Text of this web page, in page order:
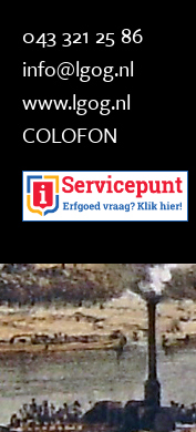
043 321 25 86
info@lgog.nl
www.lgog.nl
COLOFON